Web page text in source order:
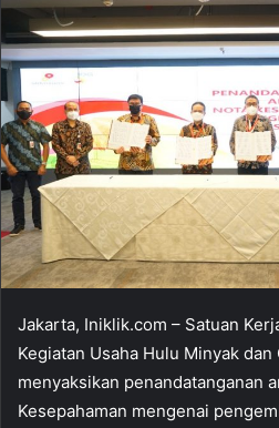
Jakarta, Iniklik.com – Satuan
Kegiatan Usaha Hulu Minyak dan
menyaksikan penandatanganan
Kesepahaman mengenai